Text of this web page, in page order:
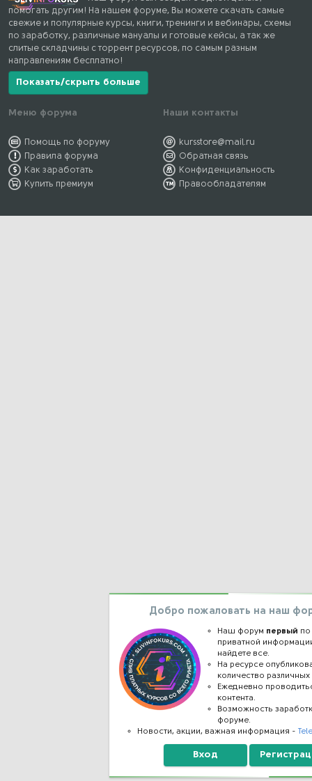
помогать другим! На нашем форуме, Вы можете скачать самые
свежие и популярные курсы, книги, тренинги и вебинары, схемы
по заработку, различные мануалы и готовые кейсы, а так же
слитые складчины с торрент ресурсов, по самым разным
направлениям бесплатно!
Показать/скрыть больше
Меню форума
Помощь по форуму
Правила форума
Как заработать
Купить премиум
Наши контакты
kursstore@mail.ru
Обратная связь
Конфиденциальность
Правообладателям
Добро пожаловать на наш
Наш форум первый
приватной
найдете все.
На ресурсе
количество различных
Ежедневно
контента.
Возможность
форуме.
Новости, акции, важная информация -
Вход